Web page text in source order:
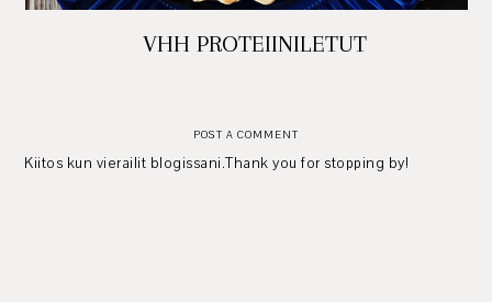
VHH PROTEIINILETUT
POST A COMMENT
Kiitos kun vierailit blogissani.Thank you for stopping by!